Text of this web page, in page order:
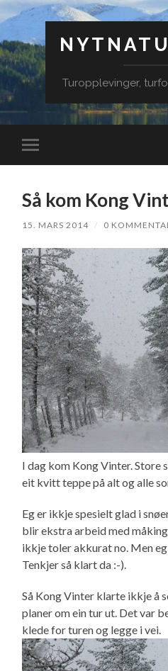
Turopplevinger,
Veksle
mobilmeny
Så kom Kong
15. MARS 2014 / 0
I dag kom Kong Vinter. Store
eit kvitt teppe på alt og alle
Eg er ikkje spesielt glad i
blir ekstra arbeid med
ikkje toler akkurat no. Men
Tenkjer så klart da :-).
Så Kong Vinter klarte ikkje å
planer om ein tur ut. Det var
klede for turen og legge i vei.